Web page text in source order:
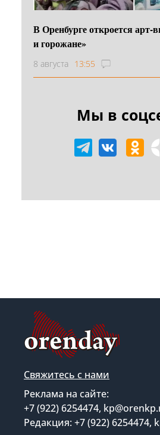
В Оренбурге откроется арт-
и горожане»
8 августа 13:55
Мы в
Свяжитесь с нами
Реклама на сайте:
+7 (922) 6254474,
Редакция: +7 (922) 6254474,